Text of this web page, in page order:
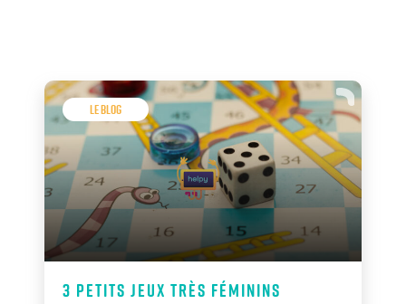
Le Blog
3 petits jeux très féminins